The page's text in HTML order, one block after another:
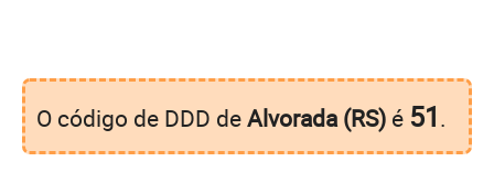
O código de DDD deAlvorada (RS) é 51.